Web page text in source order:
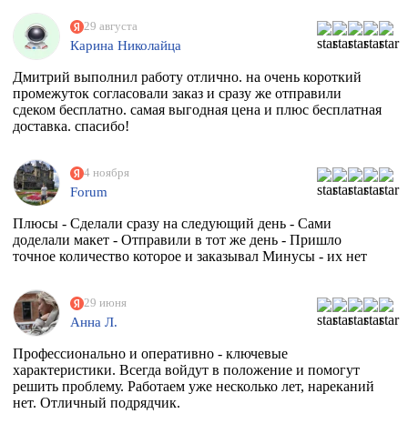
обращаться за помощью.
29 августа
Карина Николайца
Дмитрий выполнил работу отлично. на очень короткий
промежуток согласовали заказ и сразу же отправили
сдеком бесплатно. самая выгодная цена и плюс бесплатная
доставка. спасибо!
4 ноября
Forum
Плюсы - Сделали сразу на следующий день - Сами
доделали макет - Отправили в тот же день - Пришло
точное количество которое и заказывал Минусы - их нет
29 июня
Анна Л.
Профессионально и оперативно - ключевые
характеристики. Всегда войдут в положение и помогут
решить проблему. Работаем уже несколько лет, нареканий
нет. Отличный подрядчик.